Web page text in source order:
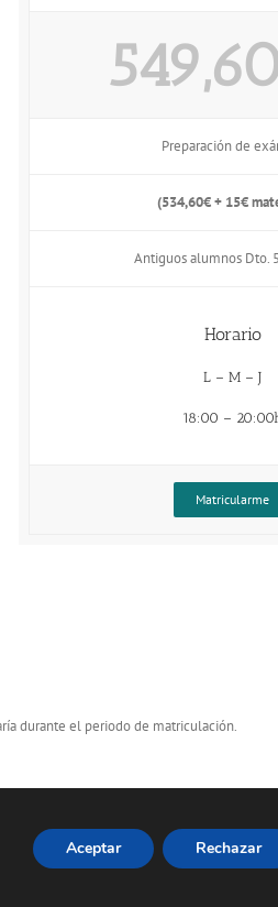
Preparación de
(534,60€ + 15€
Antiguos alumnos Dto.
Horario
L – M – J
18:00 –
Matricularme
durante el periodo de matriculación.
Aceptar Rechazar